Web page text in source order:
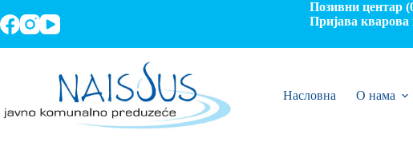
Позивни центар
Пријава кварова
Насловна О нама